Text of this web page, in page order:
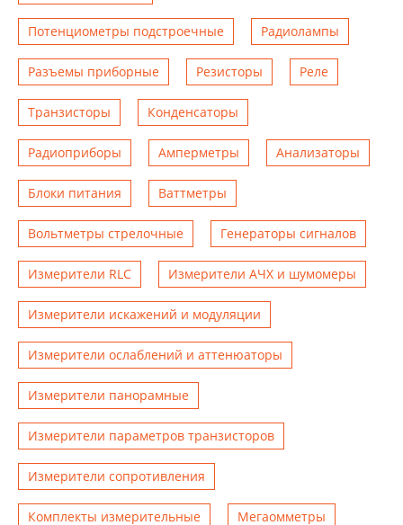
Потенциометры подстроечные Радиолампы
Разъемы приборные Резисторы Реле
Транзисторы Конденсаторы
Радиоприборы Амперметры Анализаторы
Блоки питания Ваттметры
Вольтметры стрелочные Генераторы сигналов
Измерители RLC Измерители АЧХ и шумомеры
Измерители искажений и модуляции
Измерители ослаблений и аттенюаторы
Измерители панорамные
Измерители параметров транзисторов
Измерители сопротивления
Комплекты измерительные Мегаомметры